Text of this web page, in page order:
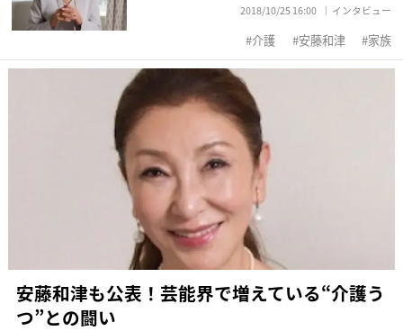
2018/10/25 16:00 インタビュー
介護 安藤和津 家族
安藤和津も公表！芸能界で増えている“介護う
つ”との闘い